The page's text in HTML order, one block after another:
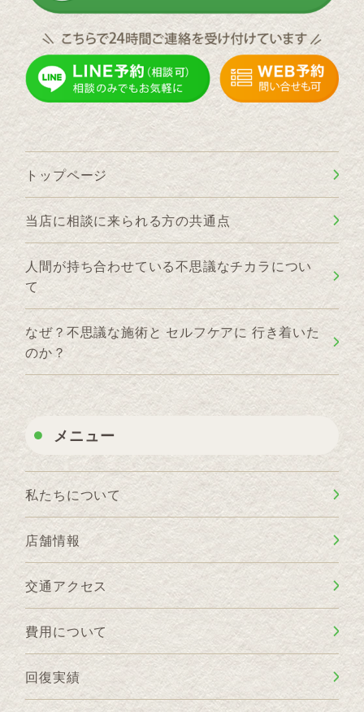
トップページ
当店に相談に来られる方の共通点
人間が持ち合わせている不思議なチカラについ
て
なぜ？不思議な施術と セルフケアに 行き着いた
のか？
メニュー
私たちについて
店舗情報
交通アクセス
費用について
回復実績